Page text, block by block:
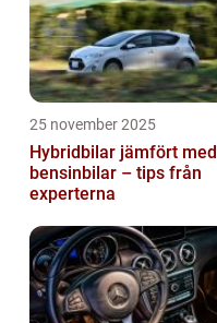
25 november 2025
Hybridbilar jämfört med
bensinbilar – tips från
experterna